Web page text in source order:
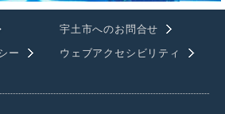
宇土市へのお問合せ
ー
ウェブアクセシビリティ